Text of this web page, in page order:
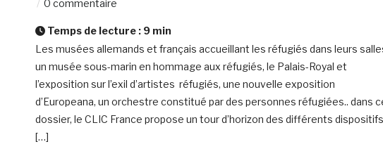
0 commentaire
Temps de lecture : 9 min
Les musées allemands et français accueillant les réfugiés dans leurs
un musée sous-marin en hommage aux réfugiés, le Palais-Royal et
l’exposition sur l’exil d’artistes réfugiés, une nouvelle exposition
d’Europeana, un orchestre constitué par des personnes réfugiées.. dans
dossier, le CLIC France propose un tour d’horizon des différents dispositifs
[…]